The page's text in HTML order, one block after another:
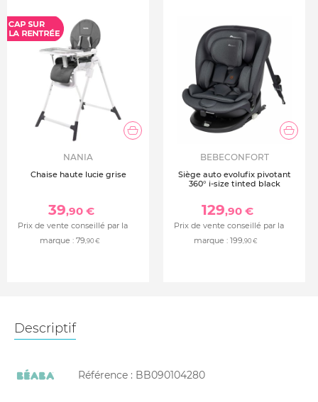
NANIA
Chaise haute lucie grise
39,90 €
Prix de vente conseillé par la
marque : 79,90 €
BEBECONFORT
Siège auto evolufix pivotant
360° i-size tinted black
129,90 €
Prix de vente conseillé par la
marque : 199,90 €
Descriptif
Référence : BB090104280